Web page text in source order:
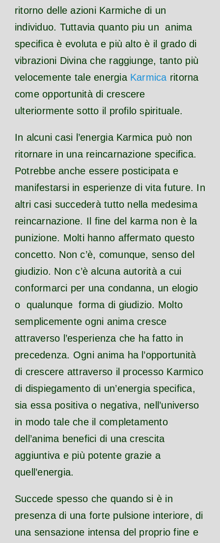
ritorno delle azioni Karmiche di un
individuo. Tuttavia quanto piu un anima
specifica è evoluta e più alto è il grado di
vibrazioni Divina che raggiunge, tanto più
velocemente tale energia Karmica ritorna
come opportunità di crescere
ulteriormente sotto il profilo spirituale.
In alcuni casi l’energia Karmica può non
ritornare in una reincarnazione specifica.
Potrebbe anche essere posticipata e
manifestarsi in esperienze di vita future. In
altri casi succederà tutto nella medesima
reincarnazione. Il fine del karma non è la
punizione. Molti hanno affermato questo
concetto. Non c’è, comunque, senso del
giudizio. Non c’è alcuna autorità a cui
conformarci per una condanna, un elogio
o qualunque forma di giudizio. Molto
semplicemente ogni anima cresce
attraverso l’esperienza che ha fatto in
precedenza. Ogni anima ha l’opportunità
di crescere attraverso il processo Karmico
di dispiegamento di un’energia specifica,
sia essa positiva o negativa, nell’universo
in modo tale che il completamento
dell’anima benefici di una crescita
aggiuntiva e più potente grazie a
quell’energia.
Succede spesso che quando si è in
presenza di una forte pulsione interiore, di
una sensazione intensa del proprio fine e